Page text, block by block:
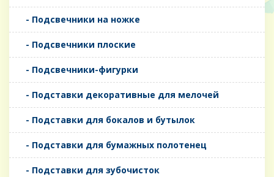
- Подсвечники на ножке
- Подсвечники плоские
- Подсвечники-фигурки
- Подставки декоративные для мелочей
- Подставки для бокалов и бутылок
- Подставки для бумажных полотенец
- Подставки для зубочисток